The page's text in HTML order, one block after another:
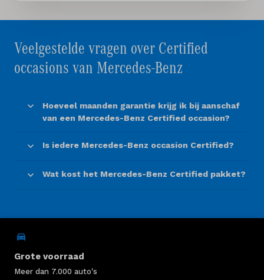
Veelgestelde vragen over Certified
occasions van Mercedes-Benz
Hoeveel maanden garantie krijg ik bij aanschaf
van een Mercedes-Benz Certified occasion?
Is iedere Mercedes-Benz occasion Certified?
Wat kost het Mercedes-Benz Certified pakket?
Grote voorraad
Meer dan 7.000 auto's